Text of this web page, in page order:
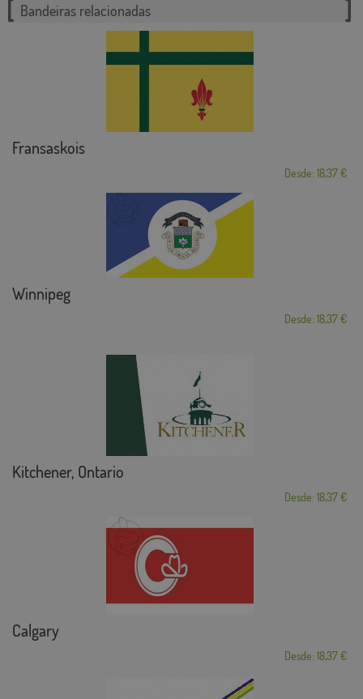
Bandeiras relacionadas
Fransaskois
Desde: 18,37 €
Winnipeg
Desde: 18,37 €
Kitchener, Ontario
Desde: 18,37 €
Calgary
Desde: 18,37 €